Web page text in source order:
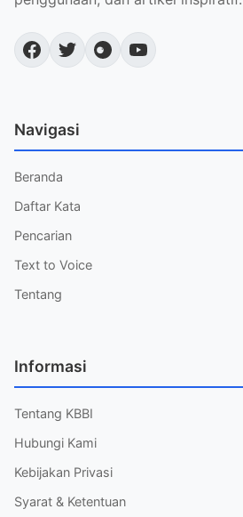
Navigasi
Beranda
Daftar Kata
Pencarian
Text to Voice
Tentang
Informasi
Tentang KBBI
Hubungi Kami
Kebijakan Privasi
Syarat & Ketentuan